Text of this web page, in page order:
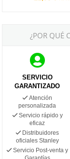
¿POR QUÉ
SERVICIO
GARANTIZADO
Atención
personalizada
Servicio rápido y
eficaz
Distribuidores
oficiales Stanley
Servicio Post-venta y